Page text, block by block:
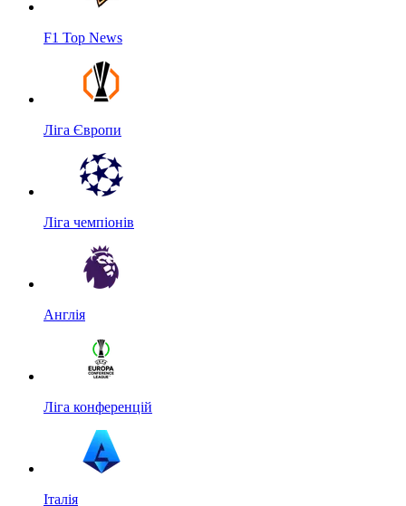
F1 Top News
Ліга Європи
Ліга чемпіонів
Англія
Ліга конференцій
Італія